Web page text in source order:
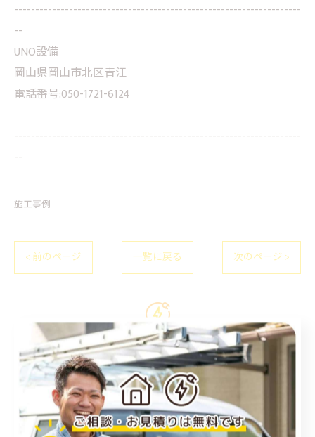
--------------------------------------------------------------------
--
UNO設備
岡山県岡山市北区青江
電話番号:050-1721-6124
--------------------------------------------------------------------
--
施工事例
< 前のページ 一覧に戻る 次のページ >
関連タグ
#岡山 #エアコン工事